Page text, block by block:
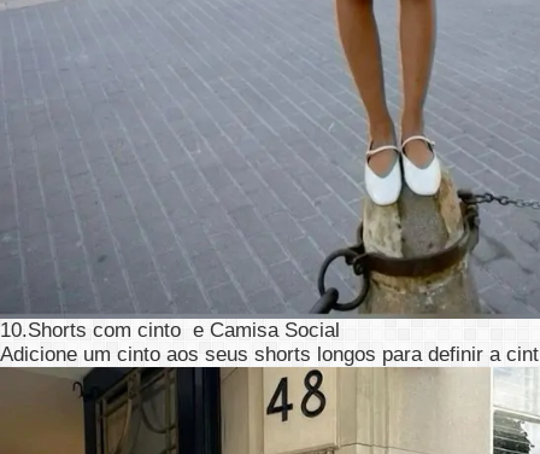
10.Shorts com cinto e Camisa Social
Adicione um cinto aos seus shorts longos para definir a